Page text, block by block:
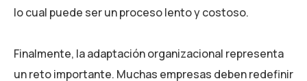
lo cual puede ser un proceso lento y costoso.
Finalmente, la adaptación organizacional representa
un reto importante. Muchas empresas deben redefinir